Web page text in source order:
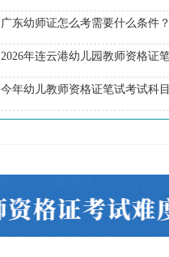
广东幼师证怎么考需要什么条件？